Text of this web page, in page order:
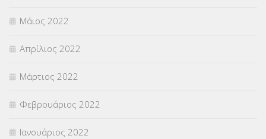
Μάιος 2022
Απρίλιος 2022
Μάρτιος 2022
Φεβρουάριος 2022
Ιανουάριος 2022